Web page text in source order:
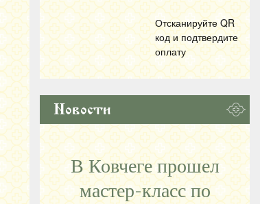
Отсканируйте QR
код и подтвердите
оплату
Новости
В Ковчеге прошел
мастер-класс по